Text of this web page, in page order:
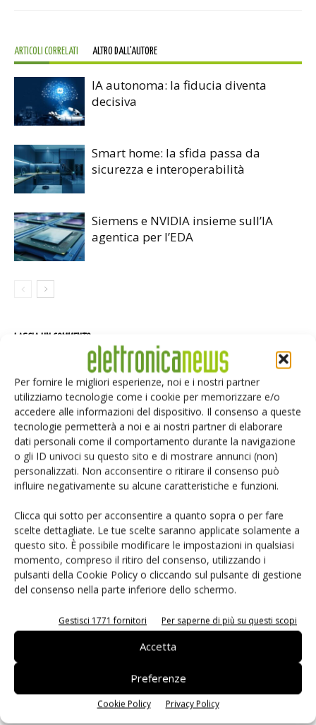
Per fornire le migliori esperienze, noi e i nostri partner
utilizziamo tecnologie come i cookie per memorizzare e/o
accedere alle informazioni del dispositivo. Il consenso a queste
tecnologie permetterà a noi e ai nostri partner di elaborare
dati personali come il comportamento durante la navigazione
o gli ID univoci su questo sito e di mostrare annunci (non)
personalizzati. Non acconsentire o ritirare il consenso può
influire negativamente su alcune caratteristiche e funzioni.
Clicca qui sotto per acconsentire a quanto sopra o per fare
scelte dettagliate. Le tue scelte saranno applicate solamente a
questo sito. È possibile modificare le impostazioni in qualsiasi
momento, compreso il ritiro del consenso, utilizzando i
pulsanti della Cookie Policy o cliccando sul pulsante di gestione
del consenso nella parte inferiore dello schermo.
Gestisci 1771 fornitori Per saperne di più su questi scopi
Accetta
Preferenze
Cookie Policy Privacy Policy
ARTICOLI CORRELATI ALTRO DALL'AUTORE
IA autonoma: la fiducia diventa
decisiva
Smart home: la sfida passa da
sicurezza e interoperabilità
Siemens e NVIDIA insieme sull’IA
agentica per l’EDA
LASCIA UN COMMENTO
prossimi commenti.